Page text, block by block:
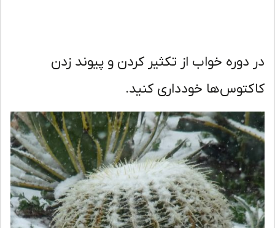
دوره خواب از تکثیر کردن و پیوند زدن
خودداری کنید.